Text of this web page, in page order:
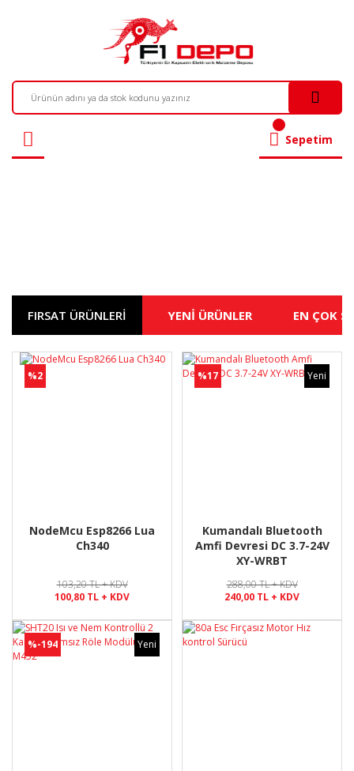
Sepetim
FIRSAT ÜRÜNLERİ YENİ ÜRÜNLER EN ÇOK
%2
NodeMcu Esp8266 Lua
Ch340
103,20 TL + KDV
100,80 TL + KDV
%17 Yeni
Kumandalı Bluetooth
Amfi Devresi DC 3.7-24V
XY-WRBT
288,00 TL + KDV
240,00 TL + KDV
%-194 Yeni